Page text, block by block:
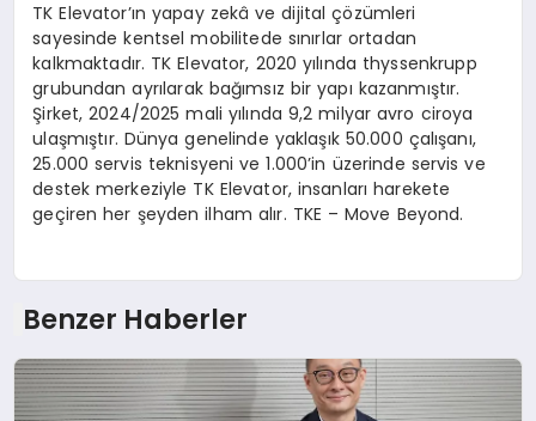
TK Elevator’ın yapay zekâ ve dijital çözümleri
sayesinde kentsel mobilitede sınırlar ortadan
kalkmaktadır. TK Elevator, 2020 yılında thyssenkrupp
grubundan ayrılarak bağımsız bir yapı kazanmıştır.
Şirket, 2024/2025 mali yılında 9,2 milyar avro ciroya
ulaşmıştır. Dünya genelinde yaklaşık 50.000 çalışanı,
25.000 servis teknisyeni ve 1.000’in üzerinde servis ve
destek merkeziyle TK Elevator, insanları harekete
geçiren her şeyden ilham alır. TKE – Move Beyond.
Benzer Haberler